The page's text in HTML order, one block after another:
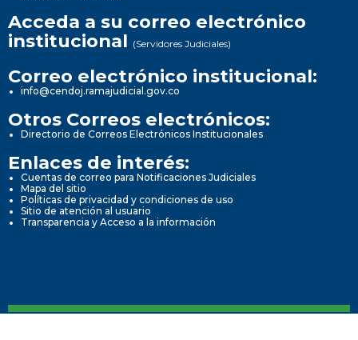
Acceda a su correo electrónico
institucional (Servidores Judiciales)
Correo electrónico institucional:
info@cendoj.ramajudicial.gov.co
Otros Correos electrónicos:
Directorio de Correos Electrónicos Institucionales
Enlaces de interés:
Cuentas de correo para Notificaciones Judiciales
Mapa del sitio
Políticas de privacidad y condiciones de uso
Sitio de atención al usuario
Transparencia y Acceso a la información